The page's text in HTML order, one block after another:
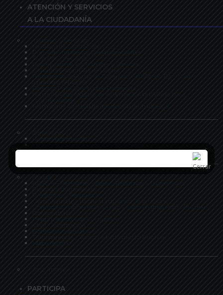
ATENCIÓN Y SERVICIOS
A LA CIUDADANÍA
Tramites y Servicios
Medición de Satisfacción
Portal de Impuestos Departamentales
Tramites y Servicios
Descripcion de los Tramites y Servicios
Consulta Estampilla de Licores
Formato de Solicitud de Consultas Certificado Paz y Salvo
Impuesto Vehicular
Registro Para Solicitud de Pasaporte
Formulario de registro de información tributaria para
contribuyentes
Formato de solicitud de devolución de impuestos
Zona Niños
Contenidos educativos
Juegos
Ayuda
PQRSA – Peticiones, Quejas, Reclamos y Sugerencias
Buscador documentos
Preguntas y Respuestas
Como liquidar y pagar el impuesto de vehículos
Conozca como generar su paz y salvo en impuesto vehicular
Convocatorias
Denuncie Actos de Corrupción
Chat Gobernación
Notificaciones judiciales
Transparencia y Acceso a Información Pública
Mapa del sitio
Sitio Anterior
PARTICIPA